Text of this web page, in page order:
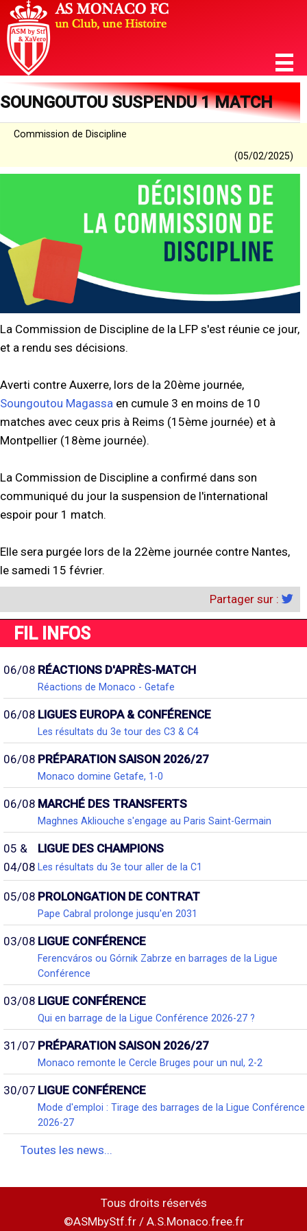
SOUNGOUTOU SUSPENDU 1 MATCH
Commission de Discipline
(05/02/2025)
La Commission de Discipline de la LFP s'est réunie ce jour,
et a rendu ses décisions.
Averti contre Auxerre, lors de la 20ème journée,
Soungoutou Magassa en cumule 3 en moins de 10
matches avec ceux pris à Reims (15ème journée) et à
Montpellier (18ème journée).
La Commission de Discipline a confirmé dans son
communiqué du jour la suspension de l'international
espoir pour 1 match.
Elle sera purgée lors de la 22ème journée contre Nantes,
le samedi 15 février.
Partager sur :
FIL INFOS
06/08 RÉACTIONS D'APRÈS-MATCH
Réactions de Monaco - Getafe
06/08 LIGUES EUROPA & CONFÉRENCE
Les résultats du 3e tour des C3 & C4
06/08 PRÉPARATION SAISON 2026/27
Monaco domine Getafe, 1-0
06/08 MARCHÉ DES TRANSFERTS
Maghnes Akliouche s'engage au Paris Saint-Germain
05 &
04/08
LIGUE DES CHAMPIONS
Les résultats du 3e tour aller de la C1
05/08 PROLONGATION DE CONTRAT
Pape Cabral prolonge jusqu'en 2031
03/08 LIGUE CONFÉRENCE
Ferencváros ou Górnik Zabrze en barrages de la Ligue
Conférence
03/08 LIGUE CONFÉRENCE
Qui en barrage de la Ligue Conférence 2026-27 ?
31/07 PRÉPARATION SAISON 2026/27
Monaco remonte le Cercle Bruges pour un nul, 2-2
30/07 LIGUE CONFÉRENCE
Mode d'emploi : Tirage des barrages de la Ligue Conférence
2026-27
Toutes les news...
Tous droits réservés
©ASMbyStf.fr / A.S.Monaco.free.fr